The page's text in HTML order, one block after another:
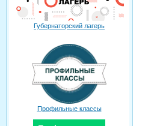
Губернаторский лагерь
Профильные классы